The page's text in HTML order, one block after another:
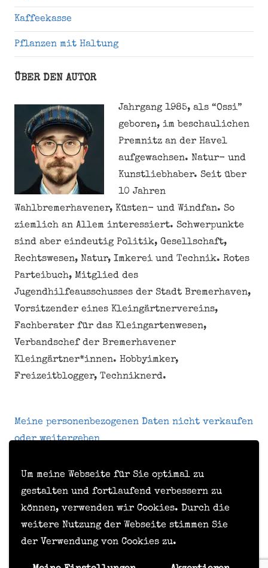
Um meine Webseite für Sie optimal zu
gestalten und fortlaufend verbessern zu
können, verwenden wir Cookies. Durch die
weitere Nutzung der Webseite stimmen Sie
der Verwendung von Cookies zu.
Kaffeekasse
Pflanzen mit Haltung
ÜBER DEN AUTOR
Jahrgang 1985, als “Ossi”
geboren, im beschaulichen
Premnitz an der Havel
aufgewachsen. Natur- und
Kunstliebhaber. Seit über
10 Jahren
Wahlbremerhavener, Küsten- und Windfan. So
ziemlich an Allem interessiert. Schwerpunkte
sind aber eindeutig Politik, Gesellschaft,
Rechtswesen, Natur, Imkerei und Technik. Rotes
Parteibuch, Mitglied des
Jugendhilfeausschusses der Stadt Bremerhaven,
Vorsitzender eines Kleingärtnervereins,
Fachberater für das Kleingartenwesen,
Verbandschef der Bremerhavener
Kleingärtner*innen. Hobbyimker,
Freizeitblogger, Techniknerd.
Meine personenbezogenen Daten nicht verkaufen
oder weitergeben
Impressum